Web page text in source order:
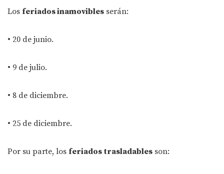
Los feriados inamovibles serán:
• 20 de junio.
• 9 de julio.
• 8 de diciembre.
• 25 de diciembre.
Por su parte, los feriados trasladables son: